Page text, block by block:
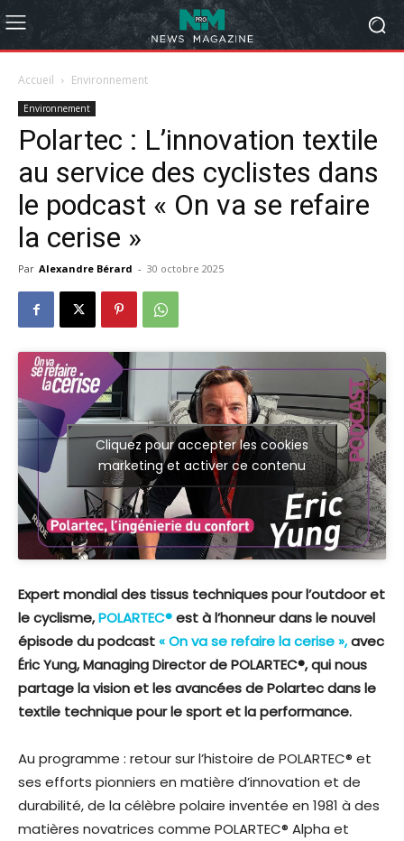
Accueil Environnement
Environnement
Polartec : L’innovation textile
au service des cyclistes dans
le podcast « On va se refaire
la cerise »
Par Alexandre Bérard - 30 octobre 2025
Cliquez pour accepter les cookies
marketing et activer ce contenu
Expert mondial des tissus techniques pour l’outdoor et
le cyclisme,POLARTEC®est à l’honneur dans le nouvel
épisode du podcast« On va se refaire la cerise »,avec
Éric Yung, Managing Director de POLARTEC®, qui nous
partage la vision et les avancées de Polartec dans le
textile technique pour le sport et la performance.
Au programme : retour sur l’histoire de POLARTEC® et
ses efforts pionniers en matière d’innovation et de
durabilité, de la célèbre polaire inventée en 1981 à des
matières novatrices comme POLARTEC® Alpha et